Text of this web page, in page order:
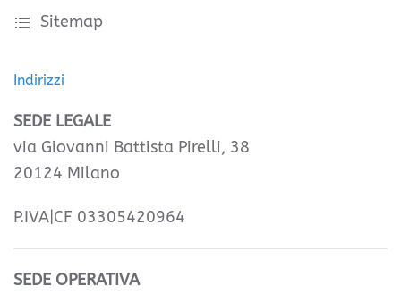
Sitemap
Indirizzi
SEDE LEGALE
via Giovanni Battista Pirelli, 38
20124 Milano
P.IVA|CF 03305420964
SEDE OPERATIVA